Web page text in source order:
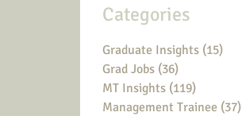
Categories
Graduate Insights (15)
Grad Jobs (36)
MT Insights (119)
Management Trainee (37)